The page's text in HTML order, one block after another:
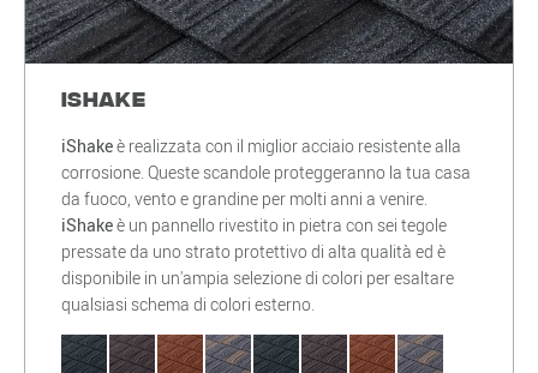
iShake
iShakeè realizzata con il miglior acciaio resistente alla
corrosione. Queste scandole proteggeranno la tua casa
da fuoco, vento e grandine per molti anni a venire.
iShakeè un pannello rivestito in pietra con sei tegole
pressate da uno strato protettivo di alta qualità ed è
disponibile in un'ampia selezione di colori per esaltare
qualsiasi schema di colori esterno.